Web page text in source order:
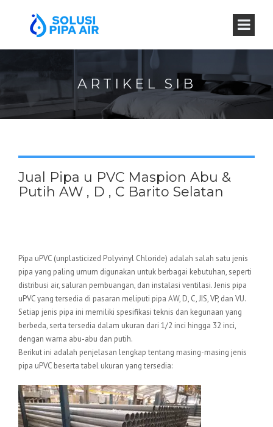
ARTIKEL SIB
Jual Pipa u PVC Maspion Abu &
Putih AW , D , C Barito Selatan
Pipa uPVC (unplasticized Polyvinyl Chloride) adalah salah satu jenis
pipa yang paling umum digunakan untuk berbagai kebutuhan, seperti
distribusi air, saluran pembuangan, dan instalasi ventilasi. Jenis pipa
uPVC yang tersedia di pasaran meliputi pipa AW, D, C, JIS, VP, dan VU.
Setiap jenis pipa ini memiliki spesifikasi teknis dan kegunaan yang
berbeda, serta tersedia dalam ukuran dari 1/2 inci hingga 32 inci,
dengan warna abu-abu dan putih.
Berikut ini adalah penjelasan lengkap tentang masing-masing jenis
pipa uPVC beserta tabel ukuran yang tersedia: